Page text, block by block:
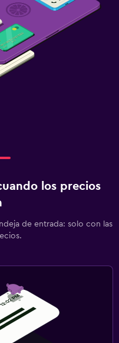
los precios
de entrada: solo con las